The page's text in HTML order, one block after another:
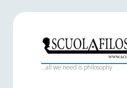
S
c
...all we need is philosophy